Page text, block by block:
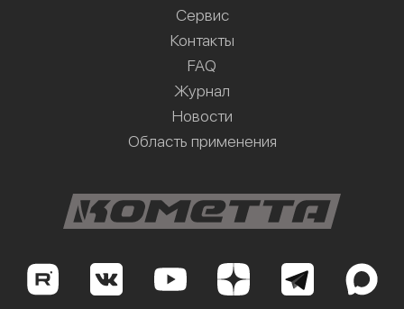
Сервис
Контакты
FAQ
Журнал
Новости
Область применения